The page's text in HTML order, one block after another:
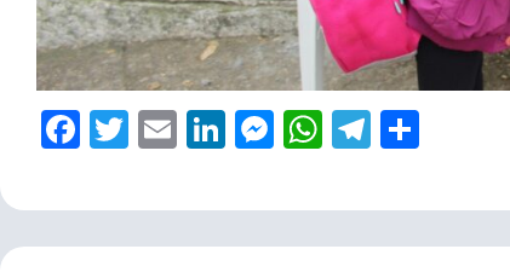
Facebook
Twitter
EmailLinkedIn
Messenger
WhatsApp
Telegram